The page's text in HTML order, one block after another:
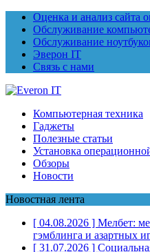
Оценка и анализ сайта
Обслуживание
Обслуживание
Эверон IT
Связь с нами
Компьютерная техника
Гаджеты
Полезные статьи
Установка
Обзоры
Новости
Новостная лента
[ 04.08.2026 ] Мелбет:
гэмблинга и азартных
[ 31.07.2026 ]